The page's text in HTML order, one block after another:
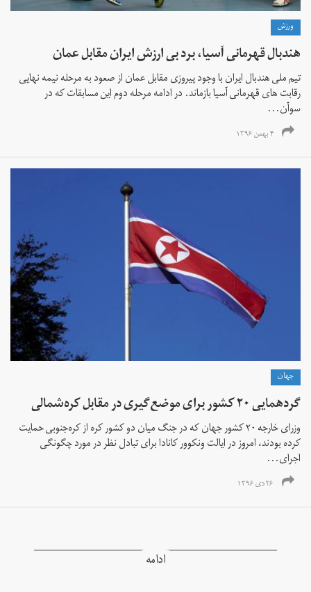
ورزش
هندبال قهرمانی آسیا، برد بی ارزش ایران مقابل عمان
تیم ملی هندبال ایران با وجود پیروزی مقابل عمان از صعود به مرحله نیمه نهایی
رقابت های قهرمانی آسیا بازماند. در ادامه مرحله دوم این مسابقات که در
سوآن...
۴ بهمن ۱۳۹۶
جهان
گردهمایی ۲۰ کشور برای موضع‌گیری در مقابل کره‌شمالی
وزرای خارجه ۲۰ کشور جهان که در جنگ میان دو کشور کره از کره‌جنوبی حمایت
کرده بودند، امروز در ایالت ونکوور کانادا برای تبادل نظر در مورد چگونگی
اجرای...
۲۶ دی ۱۳۹۶
ادامه